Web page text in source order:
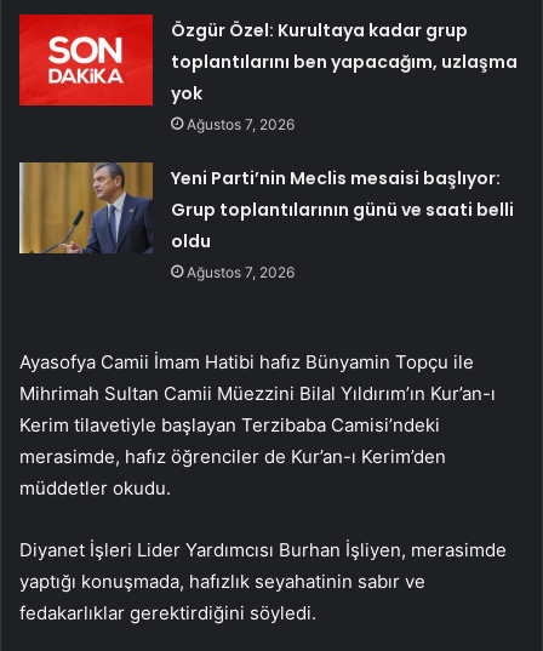
Özgür Özel: Kurultaya kadar grup
toplantılarını ben yapacağım, uzlaşma
yok
Ağustos 7, 2026
Yeni Parti’nin Meclis mesaisi başlıyor:
Grup toplantılarının günü ve saati belli
oldu
Ağustos 7, 2026
Ayasofya Camii İmam Hatibi hafız Bünyamin Topçu ile
Mihrimah Sultan Camii Müezzini Bilal Yıldırım’ın Kur’an-ı
Kerim tilavetiyle başlayan Terzibaba Camisi’ndeki
merasimde, hafız öğrenciler de Kur’an-ı Kerim’den
müddetler okudu.
Diyanet İşleri Lider Yardımcısı Burhan İşliyen, merasimde
yaptığı konuşmada, hafızlık seyahatinin sabır ve
fedakarlıklar gerektirdiğini söyledi.